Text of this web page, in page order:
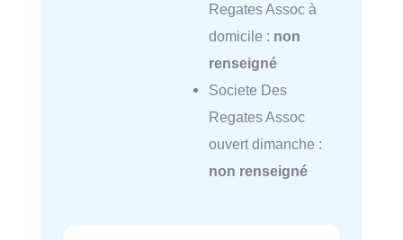
Regates Assoc à
domicile : non
renseigné
Societe Des
Regates Assoc
ouvert dimanche :
non renseigné